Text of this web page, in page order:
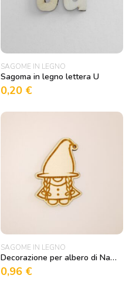
SAGOME IN LEGNO
Sagoma in legno lettera U
0,20 €
SAGOME IN LEGNO
Decorazione per albero di Natale Gnoma
0,96 €